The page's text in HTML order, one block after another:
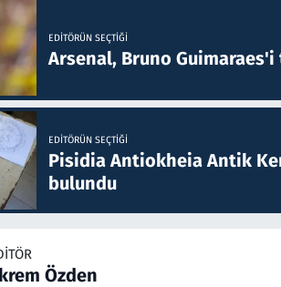
EDITÖRÜN SEÇTIĞI
Arsenal, Bruno
EDITÖRÜN SEÇTIĞI
Pisidia Antiokheia Antik
bulundu
Özden